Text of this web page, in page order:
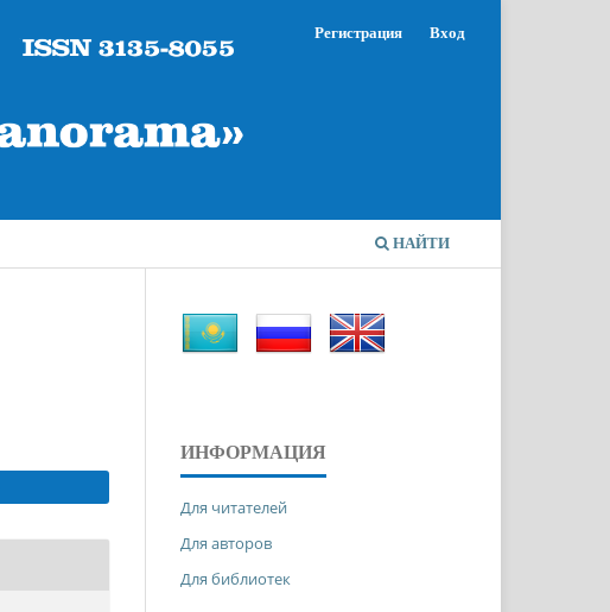
НАЙТИ
Регистрация Вход
ИНФОРМАЦИЯ
Для читателей
Для авторов
Для библиотек